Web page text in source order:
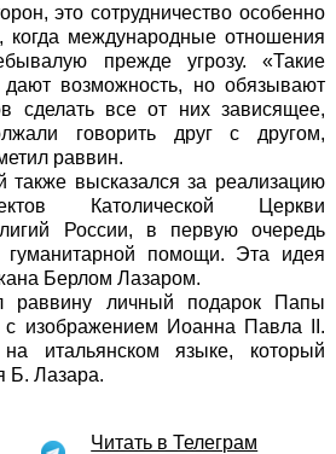
это сотрудничество особенно
когда международные отношения
прежде угрозу. «Такие
дают возможность, но обязывают
сделать все от них зависящее,
говорить друг с другом,
раввин.
также высказался за реализацию
Католической Церкви
России, в первую очередь
гуманитарной помощи. Эта идея
Берлом Лазаром.
раввину личный подарок Папы
изображением Иоанна Павла II.
итальянском языке, который
Б. Лазара.
Читать в Телеграм